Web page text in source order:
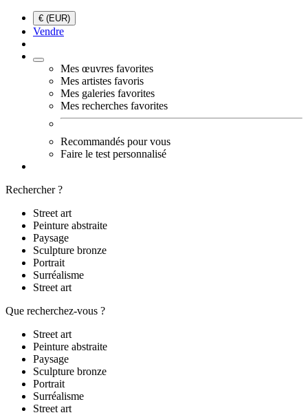
€ (EUR)
Vendre
Mes œuvres favorites
Mes artistes favoris
Mes galeries favorites
Mes recherches favorites
Recommandés pour vous
Faire le test personnalisé
Rechercher ?
Street art
Peinture abstraite
Paysage
Sculpture bronze
Portrait
Surréalisme
Street art
Que recherchez-vous ?
Street art
Peinture abstraite
Paysage
Sculpture bronze
Portrait
Surréalisme
Street art